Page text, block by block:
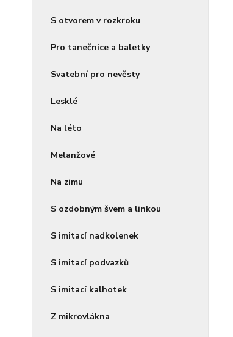
S otvorem v rozkroku
Pro tanečnice a baletky
Svatební pro nevěsty
Lesklé
Na léto
Melanžové
Na zimu
S ozdobným švem a linkou
S imitací nadkolenek
S imitací podvazků
S imitací kalhotek
Z mikrovlákna